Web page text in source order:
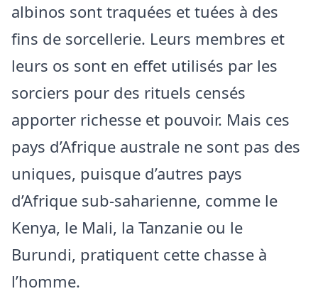
albinos sont traquées et tuées à des
fins de sorcellerie. Leurs membres et
leurs os sont en effet utilisés par les
sorciers pour des rituels censés
apporter richesse et pouvoir. Mais ces
pays d’Afrique australe ne sont pas des
uniques, puisque d’autres pays
d’Afrique sub-saharienne, comme le
Kenya, le Mali, la Tanzanie ou le
Burundi, pratiquent cette chasse à
l’homme.